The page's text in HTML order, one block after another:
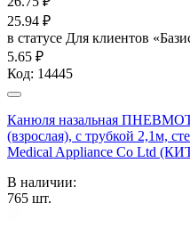
25.94 ₽
в статусе Для клиентов
5.65 ₽
Код: 14445
Канюля назальная
(взрослая), с трубкой 2,1м,
Medical Appliance Co Ltd
В наличии:
765 шт.